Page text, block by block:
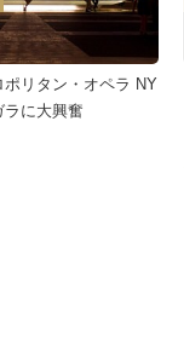
リタン・オペラ NY
に大興奮